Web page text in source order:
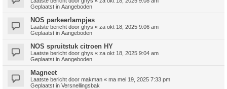
Geplaatst in Aangeboden
NOS parkeerlampjes
Laatste bericht door ghys « za okt 18, 2025 9:06 am
Geplaatst in Aangeboden
NOS spruitstuk citroen HY
Laatste bericht door ghys « za okt 18, 2025 9:04 am
Geplaatst in Aangeboden
Magneet
Laatste bericht door makman « ma mei 19, 2025 7:33 pm
Geplaatst in Versnellingsbak